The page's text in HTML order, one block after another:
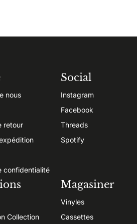
nous
retour
confidentialité
Social
Instagram
Facebook
Threads
Spotify
Collection
Magasiner
Vinyles
Cassettes